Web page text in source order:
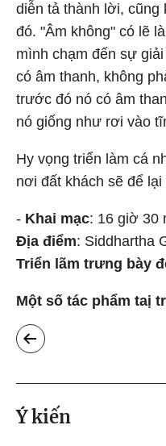
diễn tả thành lời, cũng
đó. "Âm không" có lẽ
mình chạm đến sự
có âm thanh, không
trước đó nó có âm
nó giống như rơi vào
Hy vọng triển làm cá
nơi đất khách sẽ để
- Khai mạc: 16 giờ 30
Địa điểm: Siddhartha
Triển lãm trưng bày
Một số tác phẩm taị
Ý kiến